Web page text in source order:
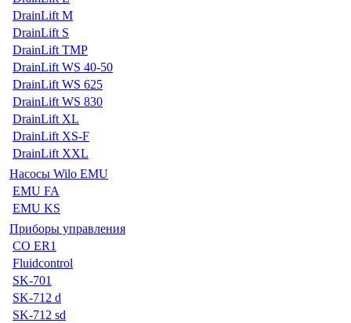
DrainLift M
DrainLift S
DrainLift TMP
DrainLift WS 40-50
DrainLift WS 625
DrainLift WS 830
DrainLift XL
DrainLift XS-F
DrainLift XXL
Насосы Wilo EMU
EMU FA
EMU KS
Приборы управления
CO ER1
Fluidcontrol
SK-701
SK-712 d
SK-712 sd